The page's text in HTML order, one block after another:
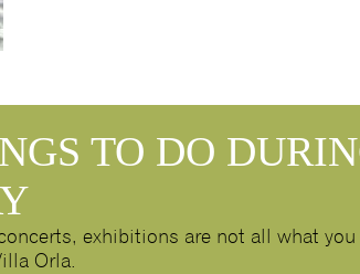
TO DO
exhibitions are not all what
Orla.